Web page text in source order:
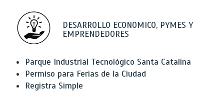
DESARROLLO ECONOMICO, PYMES Y
EMPRENDEDORES
Parque Industrial Tecnológico Santa Catalina
Permiso para Ferias de la Ciudad
Registra Simple